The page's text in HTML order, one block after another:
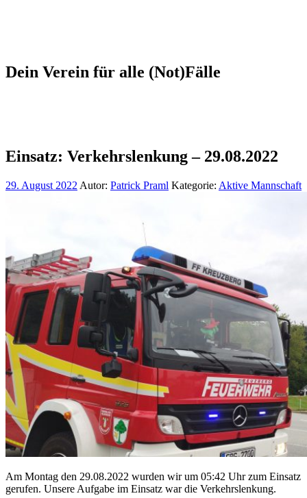
Dein Verein für alle (Not)Fälle
Einsatz: Verkehrslenkung – 29.08.2022
29. August 2022 Autor: Patrick Praml Kategorie: Aktive Mannschaft
Am Montag den 29.08.2022 wurden wir um 05:42 Uhr zum Einsatz
gerufen. Unsere Aufgabe im Einsatz war die Verkehrslenkung.